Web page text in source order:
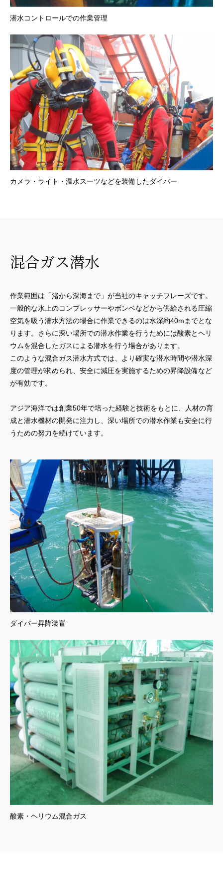
潜水コントロールでの作業管理
カメラ・ライト・温水スーツなどを装備したダイバー
混合ガス潜水
作業範囲は「渚から深海まで」が当社のキャッチフレーズです。
一般的な水上のコンプレッサーやボンベなどから供給される圧縮
空気を吸う潜水方法の場合に作業できるのは水深約40mまでとな
ります。さらに深い場所での潜水作業を行うためには酸素とヘリ
ウムを混合したガスによる潜水を行う場合があります。
このような混合ガス潜水方式では、より確実な潜水時間や潜水深
度の管理が求められ、安全に減圧を実施するための昇降設備など
が有効です。
アジア海洋では創業50年で培った経験と技術をもとに、人材の育
成と潜水機材の開発に注力し、深い場所での潜水作業も安全に行
うための努力を続けています。
ダイバー昇降装置
酸素・ヘリウム混合ガス